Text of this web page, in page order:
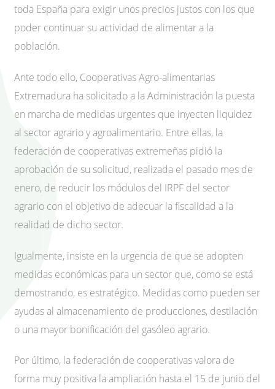
toda España para exigir unos precios justos con los que
poder continuar su actividad de alimentar a la
población.
Ante todo ello, Cooperativas Agro-alimentarias
Extremadura ha solicitado a la Administración la puesta
en marcha de medidas urgentes que inyecten liquidez
al sector agrario y agroalimentario. Entre ellas, la
federación de cooperativas extremeñas pidió la
aprobación de su solicitud, realizada el pasado mes de
enero, de reducir los módulos del IRPF del sector
agrario con el objetivo de adecuar la fiscalidad a la
realidad de dicho sector.
Igualmente, insiste en la urgencia de que se adopten
medidas económicas para un sector que, como se está
demostrando, es estratégico. Medidas como pueden ser
ayudas al almacenamiento de producciones, destilación
o una mayor bonificación del gasóleo agrario.
Por último, la federación de cooperativas valora de
forma muy positiva la ampliación hasta el 15 de junio del